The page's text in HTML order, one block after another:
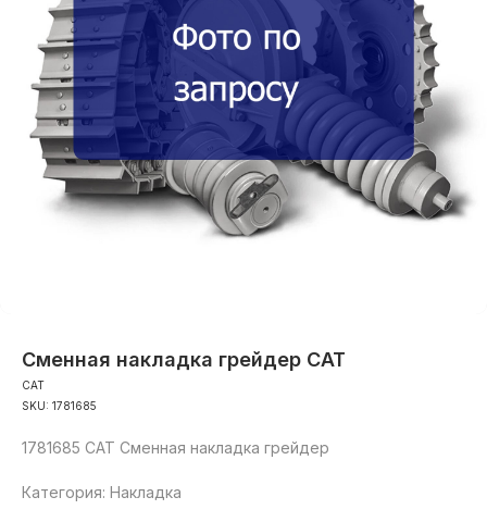
Сменная накладка грейдер CAT
CAT
SKU: 1781685
1781685 CAT Сменная накладка грейдер
Категория: Накладка